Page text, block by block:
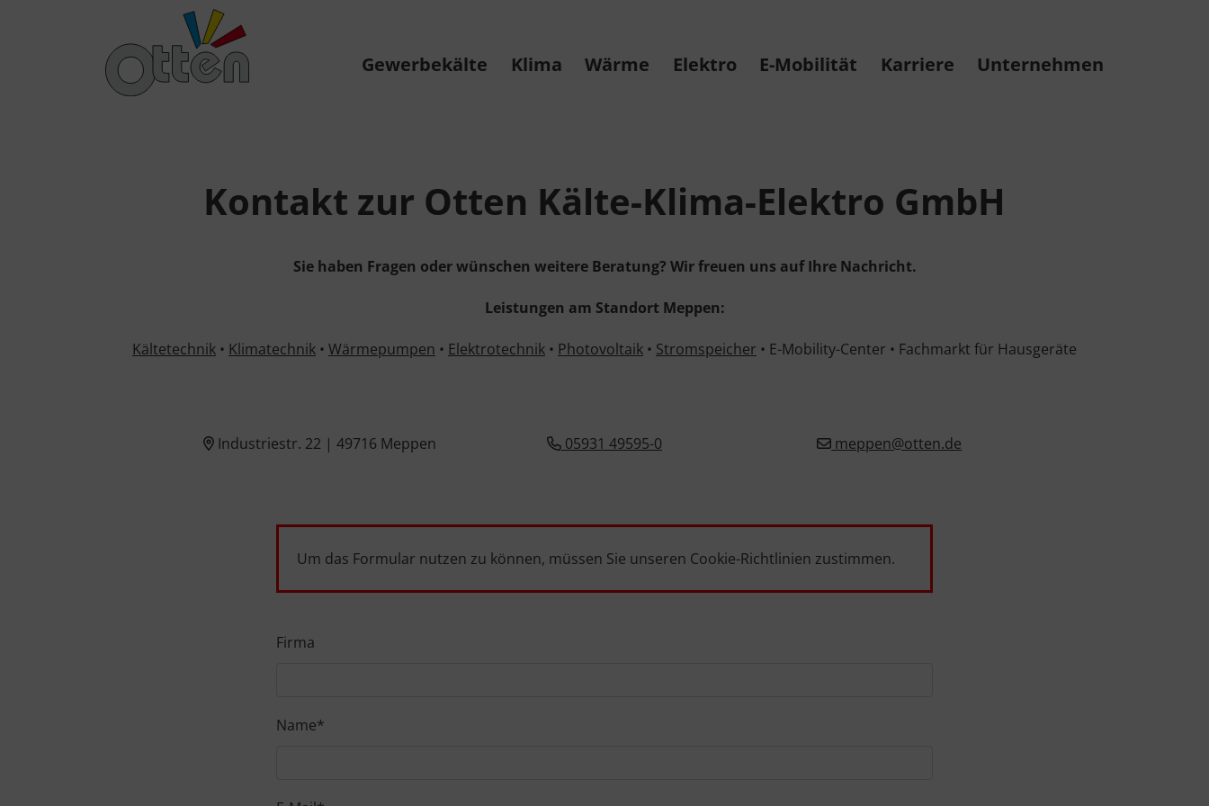
Gewerbekälte Klima Wärme Elektro E-Mobilität Karriere Unternehmen
Kontakt zur Otten Kälte-Klima-Elektro GmbH
Sie haben Fragen oder wünschen weitere Beratung? Wir freuen uns auf Ihre Nachricht.
Leistungen am Standort Meppen:
Kältetechnik • Klimatechnik • Wärmepumpen • Elektrotechnik • Photovoltaik • Stromspeicher • E-Mobility-Center • Fachmarkt für Hausgeräte
Industriestr. 22 | 49716 Meppen 05931 49595-0 meppen@otten.de
Um das Formular nutzen zu können, müssen Sie unseren Cookie-Richtlinien zustimmen.
Firma
Name*